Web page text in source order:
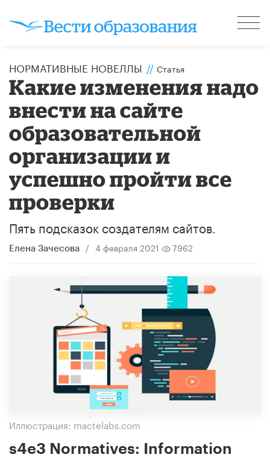
НОРМАТИВНЫЕ НОВЕЛЛЫ // Статья
Какие изменения надо
внести на сайте
образовательной
организации и
успешно пройти все
проверки
Пять подсказок создателям сайтов.
Елена Зачесова / 4 февраля 2021 7962
Иллюстрация: mactelabs.com
s4e3 Normatives: Information